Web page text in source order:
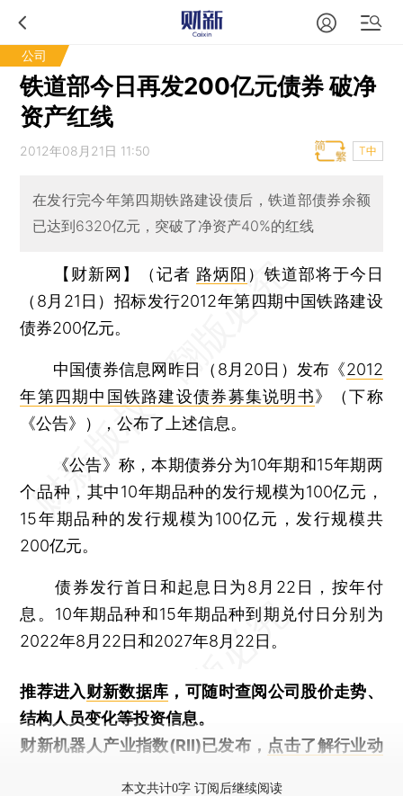
公司
铁道部今日再发200亿元债券 破净
资产红线
2012年08月21日 11:50 T中
在发行完今年第四期铁路建设债后，铁道部债券余额
已达到6320亿元，突破了净资产40%的红线
【财新网】（记者 路炳阳 ） 铁道部将于今日
（8月21日）招标发行2012年第四期中国铁路建设
债券200亿元。
中国债券信息网昨日（8月20日）发布《2012
年第四期中国铁路建设债券募集说明书》（下称
《公告》），公布了上述信息。
《公告》称，本期债券分为10年期和15年期两
个品种，其中10年期品种的发行规模为100亿元，
15年期品种的发行规模为100亿元，发行规模共
200亿元。
债券发行首日和起息日为8月22日，按年付
息。10年期品种和15年期品种到期兑付日分别为
2022年8月22日和2027年8月22日。
推荐进入财新数据库 ，可随时查阅公司股价走势、
结构人员变化等投资信息。
财新机器人产业指数(RII)已发布， 点击了解行业动
本文共计0字 订阅后继续阅读